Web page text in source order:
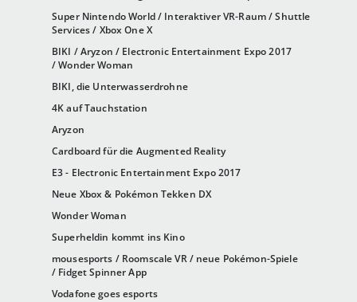
Super Nintendo World / Interaktiver VR-Raum / Shuttle
Services / Xbox One X
BIKI / Aryzon / Electronic Entertainment Expo 2017
/ Wonder Woman
BIKI, die Unterwasserdrohne
4K auf Tauchstation
Aryzon
Cardboard für die Augmented Reality
E3 - Electronic Entertainment Expo 2017
Neue Xbox & Pokémon Tekken DX
Wonder Woman
Superheldin kommt ins Kino
mousesports / Roomscale VR / neue Pokémon-Spiele
/ Fidget Spinner App
Vodafone goes esports